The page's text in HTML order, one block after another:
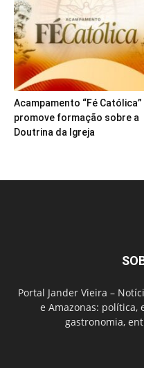
Acampamento “Fé Católica”
promove formação sobre a
Doutrina da Igreja
Portal Jander Vieira –
e Amazonas: política,
gastronomia,